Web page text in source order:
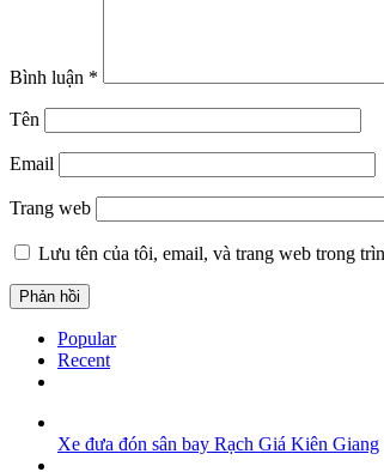
Bình luận *
Tên
Email
Trang web
Lưu tên của tôi, email, và trang web trong
Popular
Recent
Xe đưa đón sân bay Rạch Giá Kiên Giang